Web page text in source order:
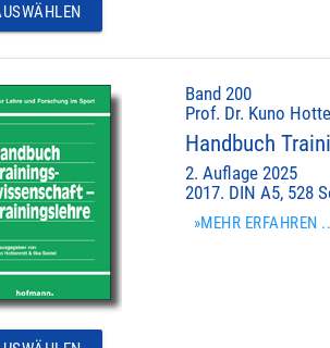
Band 200
Prof. Dr. Kuno
Handbuch
2. Auflage 2025
2017. DIN A5, 528
»MEHR ERFAHREN